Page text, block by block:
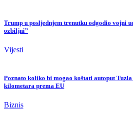
Trump u posljednjem trenutku odgodio vojni
ozbiljni”
Vijesti
Poznato koliko bi mogao koštati autoput
kilometara prema EU
Biznis